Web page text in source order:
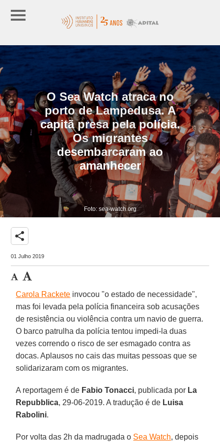
O Sea Watch atraca no
porto de Lampedusa. A
capitã presa pela polícia.
Os migrantes
desembarcaram ao
amanhecer
Foto: sea-watch.org
share
01 Julho 2019
Carola Rackete invocou "o estado de necessidade",
mas foi levada pela polícia financeira sob acusações
de resistência ou violência contra um navio de guerra.
O barco patrulha da polícia tentou impedi-la duas
vezes correndo o risco de ser esmagado contra as
docas. Aplausos no cais das muitas pessoas que se
solidarizaram com os migrantes.
A reportagem é de Fabio Tonacci, publicada por La
Repubblica, 29-06-2019. A tradução é de Luisa
Rabolini.
Por volta das 2h da madrugada o Sea Watch, depois